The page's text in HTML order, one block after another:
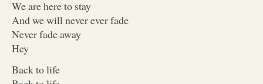
We are here to stay
And we will never ever fade
Never fade away
Hey
Back to life